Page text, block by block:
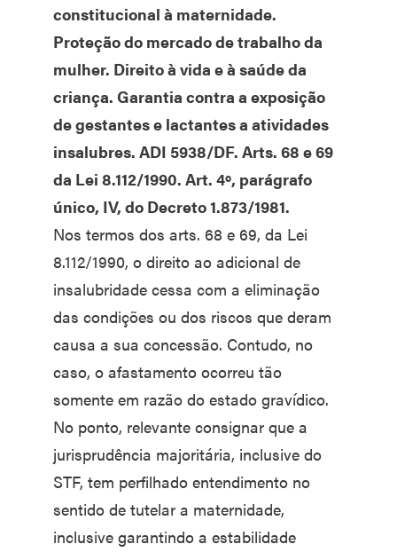
constitucional à maternidade.
Proteção do mercado de trabalho da
mulher. Direito à vida e à saúde da
criança. Garantia contra a exposição
de gestantes e lactantes a atividades
insalubres. ADI 5938/DF. Arts. 68 e 69
da Lei 8.112/1990. Art. 4º, parágrafo
único, IV, do Decreto 1.873/1981.
Nos termos dos arts. 68 e 69, da Lei
8.112/1990, o direito ao adicional de
insalubridade cessa com a eliminação
das condições ou dos riscos que deram
causa a sua concessão. Contudo, no
caso, o afastamento ocorreu tão
somente em razão do estado gravídico.
No ponto, relevante consignar que a
jurisprudência majoritária, inclusive do
STF, tem perfilhado entendimento no
sentido de tutelar a maternidade,
inclusive garantindo a estabilidade